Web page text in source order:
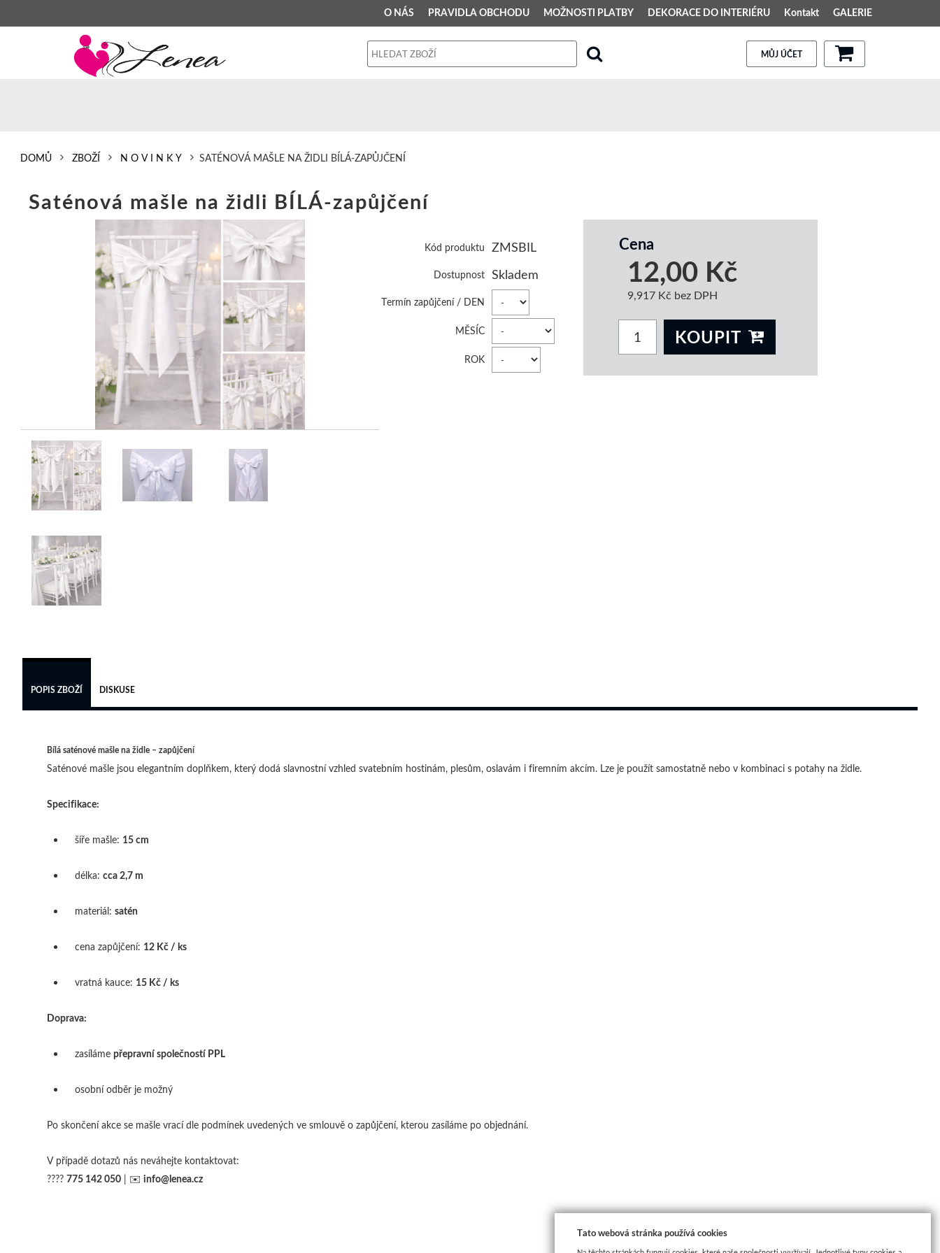
O NÁS PRAVIDLA OBCHODU
PRAVIDLA OBCHODU
MOŽNOSTI PLATBY DEKORACE DO INTERIÉRU Kontakt GALERIE
MŮJ ÚČET
DOMŮ ZBOŽÍ N O V I N K Y SATÉNOVÁ MAŠLE NA ŽIDLI BÍLÁ-ZAPŮJČENÍ
Saténová mašle na židli BÍLÁ-zapůjčení
Kód produktu ZMSBIL
Dostupnost Skladem
Termín zapůjčení / DEN
MĚSÍC
ROK
Cena
12,00 Kč
9,917 Kč bez DPH
KOUPIT
POPIS ZBOŽÍ DISKUSE
Bílá saténové mašle na židle – zapůjčení
Saténové mašle jsou elegantním doplňkem, který dodá slavnostní vzhled svatebním hostinám, plesům, oslavám i firemním akcím. Lze je použít samostatně nebo v kombinaci s potahy na židle.
Specifikace:
šíře mašle: 15 cm
délka: cca 2,7 m
materiál: satén
cena zapůjčení: 12 Kč / ks
vratná kauce: 15 Kč / ks
Doprava:
zasíláme přepravní společností PPL
osobní odběr je možný
Po skončení akce se mašle vrací dle podmínek uvedených ve smlouvě o zapůjčení, kterou zasíláme po objednání.
V případě dotazů nás neváhejte kontaktovat:
???? 775 142 050| ✉️ info@lenea.cz
Tato webová stránka používá cookies